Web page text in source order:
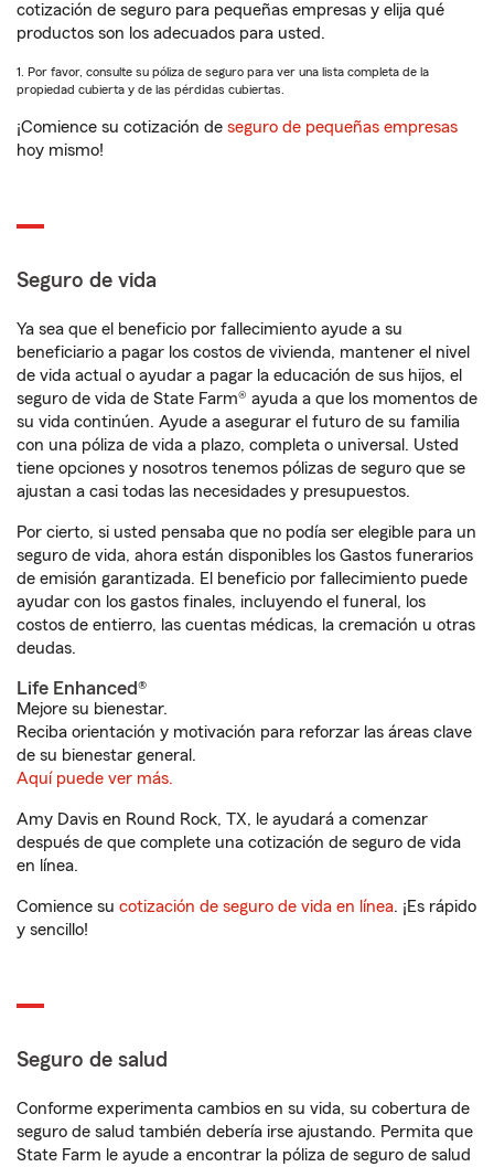
cotización de seguro para pequeñas empresas y elija qué
productos son los adecuados para usted.
1. Por favor, consulte su póliza de seguro para ver una lista completa de la
propiedad cubierta y de las pérdidas cubiertas.
¡Comience su cotización de seguro de pequeñas empresas
hoy mismo!
Seguro de vida
Ya sea que el beneficio por fallecimiento ayude a su
beneficiario a pagar los costos de vivienda, mantener el nivel
de vida actual o ayudar a pagar la educación de sus hijos, el
seguro de vida de State Farm® ayuda a que los momentos de
su vida continúen. Ayude a asegurar el futuro de su familia
con una póliza de vida a plazo, completa o universal. Usted
tiene opciones y nosotros tenemos pólizas de seguro que se
ajustan a casi todas las necesidades y presupuestos.
Por cierto, si usted pensaba que no podía ser elegible para un
seguro de vida, ahora están disponibles los Gastos funerarios
de emisión garantizada. El beneficio por fallecimiento puede
ayudar con los gastos finales, incluyendo el funeral, los
costos de entierro, las cuentas médicas, la cremación u otras
deudas.
Life Enhanced®
Mejore su bienestar.
Reciba orientación y motivación para reforzar las áreas clave
de su bienestar general.
Aquí puede ver más.
Amy Davis en Round Rock, TX, le ayudará a comenzar
después de que complete una cotización de seguro de vida
en línea.
Comience su cotización de seguro de vida en línea. ¡Es rápido
y sencillo!
Seguro de salud
Conforme experimenta cambios en su vida, su cobertura de
seguro de salud también debería irse ajustando. Permita que
State Farm le ayude a encontrar la póliza de seguro de salud